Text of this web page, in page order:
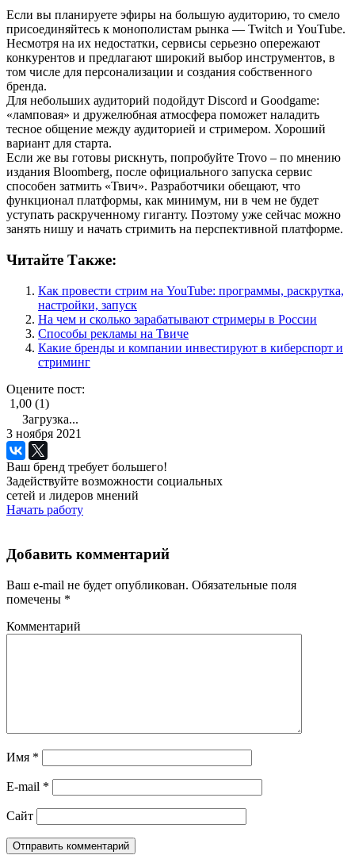
Если вы планируете эфиры на большую аудиторию, то смело
присоединяйтесь к монополистам рынка — Twitch и YouTube.
Несмотря на их недостатки, сервисы серьезно опережают
конкурентов и предлагают широкий выбор инструментов, в
том числе для персонализации и создания собственного
бренда.
Для небольших аудиторий подойдут Discord и Goodgame:
«ламповая» и дружелюбная атмосфера поможет наладить
тесное общение между аудиторией и стримером. Хороший
вариант для старта.
Если же вы готовы рискнуть, попробуйте Trovo – по мнению
издания Bloomberg, после официального запуска сервис
способен затмить «Твич». Разработчики обещают, что
функционал платформы, как минимум, ни в чем не будет
уступать раскрученному гиганту. Поэтому уже сейчас можно
занять нишу и начать стримить на перспективной платформе.
Читайте Также:
Как провести стрим на YouTube: программы, раскрутка,
настройки, запуск
На чем и сколько зарабатывают стримеры в России
Способы рекламы на Твиче
Какие бренды и компании инвестируют в киберспорт и
стриминг
Оцените пост:
1,00 (1)
Загрузка...
3 ноября 2021
Ваш бренд требует большего!
Задействуйте возможности социальных
сетей и лидеров мнений
Начать работу
Добавить комментарий
Ваш e-mail не будет опубликован. Обязательные поля
помечены *
Комментарий
Имя *
E-mail *
Сайт